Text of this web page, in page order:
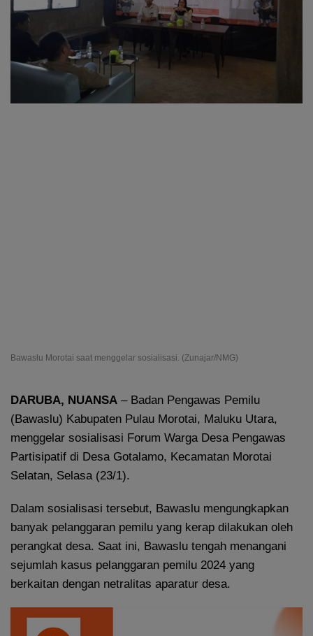
Bawaslu Morotai saat menggelar sosialisasi. (Zunajar/NMG)
DARUBA, NUANSA – Badan Pengawas Pemilu
(Bawaslu) Kabupaten Pulau Morotai, Maluku Utara,
menggelar sosialisasi Forum Warga Desa Pengawas
Partisipatif di Desa Gotalamo, Kecamatan Morotai
Selatan, Selasa (23/1).
Dalam sosialisasi tersebut, Bawaslu mengungkapkan
banyak pelanggaran pemilu yang kerap dilakukan oleh
perangkat desa. Saat ini, Bawaslu tengah menangani
sejumlah kasus pelanggaran pemilu 2024 yang
berkaitan dengan netralitas aparatur desa.